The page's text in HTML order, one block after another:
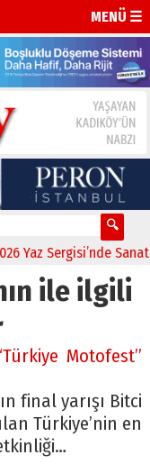
MENÜ ☰
Yaz Sergisi’nde
ile ilgili
Motofest”
final yarışı Bitci
Türkiye’nin en